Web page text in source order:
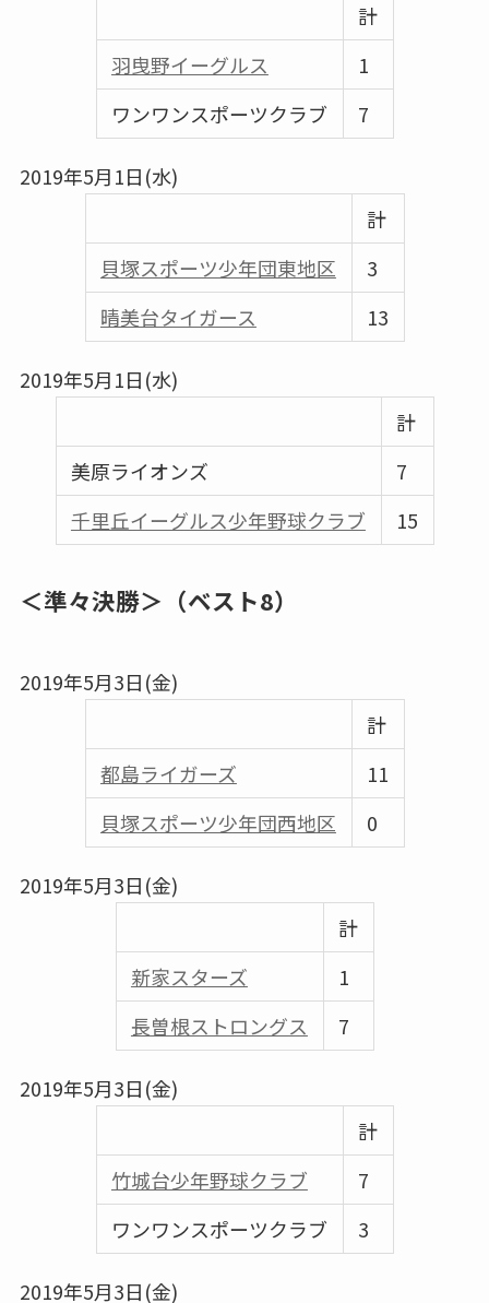
計
羽曳野イーグルス
1
ワンワンスポーツクラブ
7
2019年5月1日(水)
計
貝塚スポーツ少年団東地区
3
晴美台タイガース
13
2019年5月1日(水)
計
美原ライオンズ
7
千里丘イーグルス少年野球クラブ
15
＜準々決勝＞（ベスト8）
2019年5月3日(金)
計
都島ライガーズ
11
貝塚スポーツ少年団西地区
0
2019年5月3日(金)
計
新家スターズ
1
⾧曽根ストロングス
7
2019年5月3日(金)
計
竹城台少年野球クラブ
7
ワンワンスポーツクラブ
3
2019年5月3日(金)